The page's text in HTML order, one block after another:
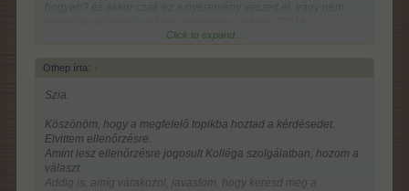
ismertetőjét elolvastam. Vilmos05 13647886
Click to expand...
Othep írta: ↑
Szia.
Köszönöm, hogy a megfelelő topikba hoztad a kérdésedet.
Elvittem ellenőrzésre.
Amint lesz ellenőrzésre jogosult Kolléga szolgálatban, hozom a
választ.
Addig is, amíg várakozol, javaslom, hogy keresd meg a